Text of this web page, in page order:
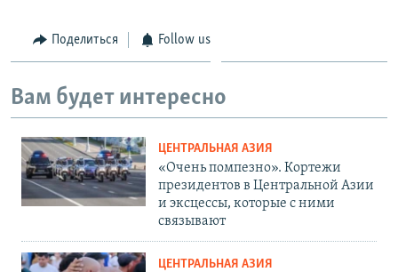
Поделиться Follow us
Вам будет интересно
ЦЕНТРАЛЬНАЯ АЗИЯ
«Очень помпезно». Кортежи
президентов в Центральной Азии
и эксцессы, которые с ними
связывают
ЦЕНТРАЛЬНАЯ АЗИЯ